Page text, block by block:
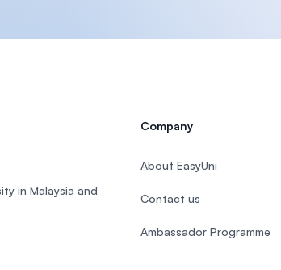
in Malaysia and
Company
About EasyUni
Contact us
Ambassador Programme